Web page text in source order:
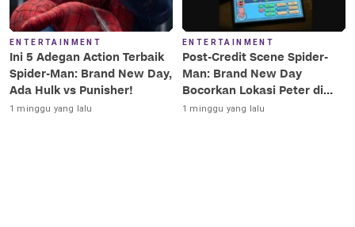
ENTERTAINMENT
Ini 5 Adegan Action Terbaik
Spider-Man: Brand New Day,
Ada Hulk vs Punisher!
1 minggu yang lalu
ENTERTAINMENT
Post-Credit Scene Spider-
Man: Brand New Day
Bocorkan Lokasi Peter di
Luar Angkasa!
1 minggu yang lalu